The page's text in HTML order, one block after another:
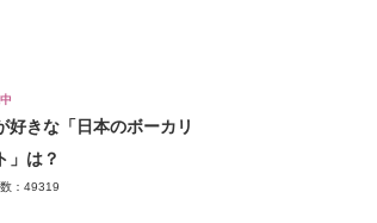
好きな「日本のボーカリ
」は？
数：49319